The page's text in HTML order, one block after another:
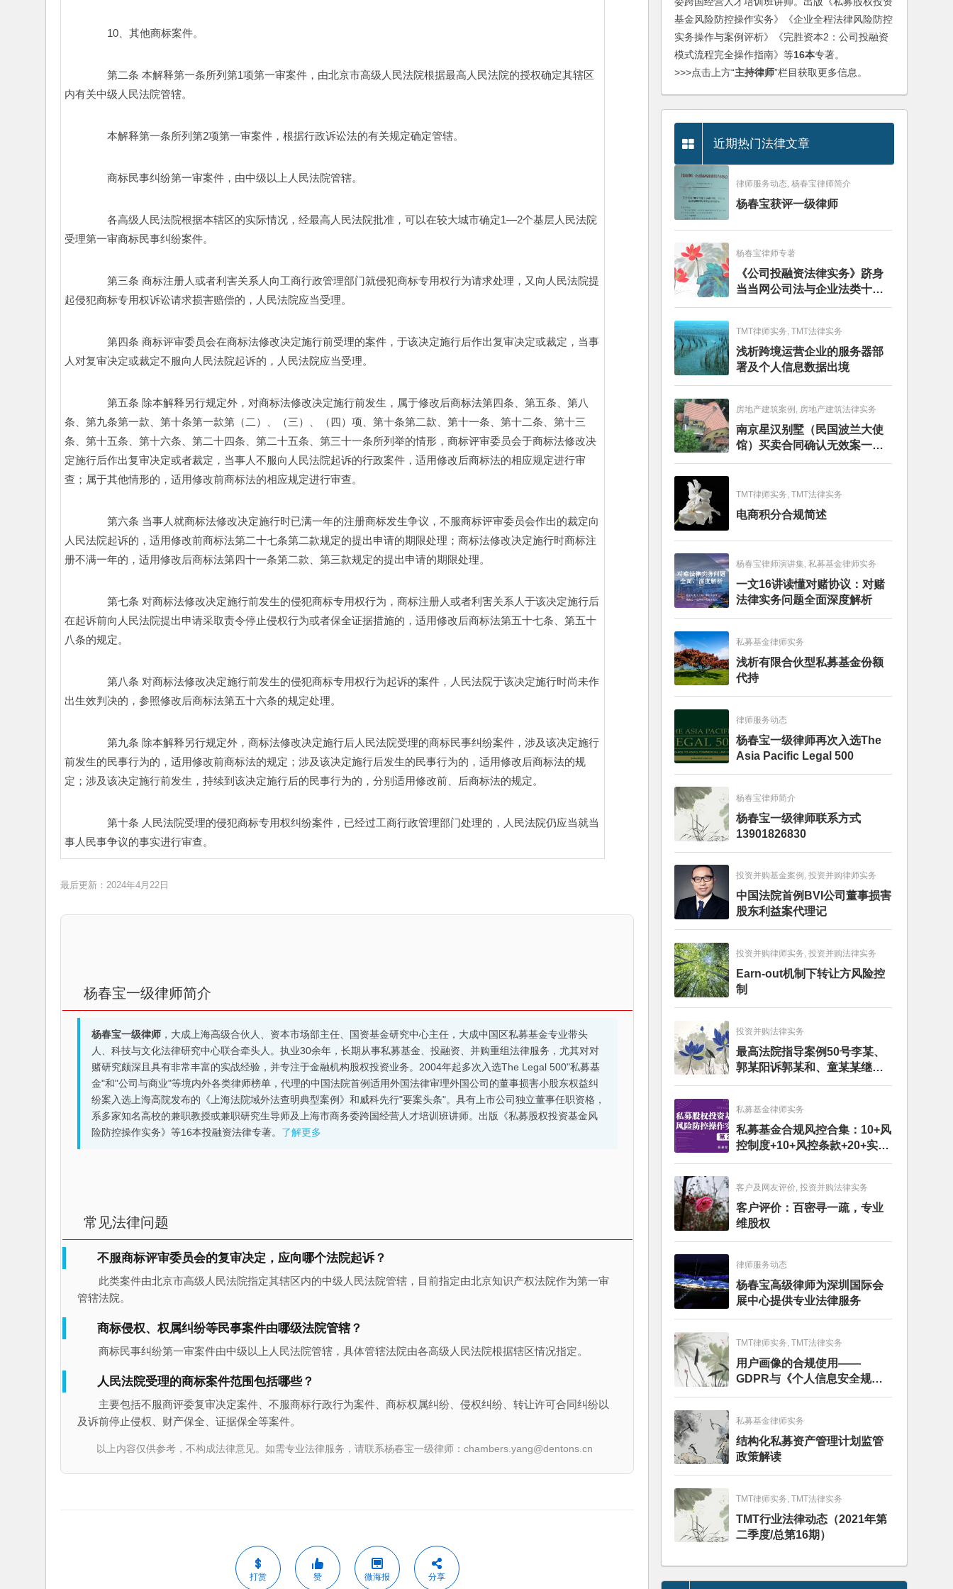
10、其他商标案件。
第二条 本解释第一条所列第1项第一审案件，由北京市高级人民法院根据最高人民法院的授权确定其辖区
内有关中级人民法院管辖。
本解释第一条所列第2项第一审案件，根据行政诉讼法的有关规定确定管辖。
商标民事纠纷第一审案件，由中级以上人民法院管辖。
各高级人民法院根据本辖区的实际情况，经最高人民法院批准，可以在较大城市确定1—2个基层人民法院
受理第一审商标民事纠纷案件。
第三条 商标注册人或者利害关系人向工商行政管理部门就侵犯商标专用权行为请求处理，又向人民法院提
起侵犯商标专用权诉讼请求损害赔偿的，人民法院应当受理。
第四条 商标评审委员会在商标法修改决定施行前受理的案件，于该决定施行后作出复审决定或裁定，当事
人对复审决定或裁定不服向人民法院起诉的，人民法院应当受理。
第五条 除本解释另行规定外，对商标法修改决定施行前发生，属于修改后商标法第四条、第五条、第八
条、第九条第一款、第十条第一款第（二）、（三）、（四）项、第十条第二款、第十一条、第十二条、第十三
条、第十五条、第十六条、第二十四条、第二十五条、第三十一条所列举的情形，商标评审委员会于商标法修改决
定施行后作出复审决定或者裁定，当事人不服向人民法院起诉的行政案件，适用修改后商标法的相应规定进行审
查；属于其他情形的，适用修改前商标法的相应规定进行审查。
第六条 当事人就商标法修改决定施行时已满一年的注册商标发生争议，不服商标评审委员会作出的裁定向
人民法院起诉的，适用修改前商标法第二十七条第二款规定的提出申请的期限处理；商标法修改决定施行时商标注
册不满一年的，适用修改后商标法第四十一条第二款、第三款规定的提出申请的期限处理。
第七条 对商标法修改决定施行前发生的侵犯商标专用权行为，商标注册人或者利害关系人于该决定施行后
在起诉前向人民法院提出申请采取责令停止侵权行为或者保全证据措施的，适用修改后商标法第五十七条、第五十
八条的规定。
第八条 对商标法修改决定施行前发生的侵犯商标专用权行为起诉的案件，人民法院于该决定施行时尚未作
出生效判决的，参照修改后商标法第五十六条的规定处理。
第九条 除本解释另行规定外，商标法修改决定施行后人民法院受理的商标民事纠纷案件，涉及该决定施行
前发生的民事行为的，适用修改前商标法的规定；涉及该决定施行后发生的民事行为的，适用修改后商标法的规
定；涉及该决定施行前发生，持续到该决定施行后的民事行为的，分别适用修改前、后商标法的规定。
第十条 人民法院受理的侵犯商标专用权纠纷案件，已经过工商行政管理部门处理的，人民法院仍应当就当
事人民事争议的事实进行审查。
最后更新：2024年4月22日
杨春宝一级律师简介
杨春宝一级律师，大成上海高级合伙人、资本市场部主任、国资基金研究中心主任，大成中国区私募基金专业带头
人、科技与文化法律研究中心联合牵头人。执业30余年，长期从事私募基金、投融资、并购重组法律服务，尤其对对
赌研究颇深且具有非常丰富的实战经验，并专注于金融机构股权投资业务。2004年起多次入选The Legal 500"私募基
金"和"公司与商业"等境内外各类律师榜单，代理的中国法院首例适用外国法律审理外国公司的董事损害小股东权益纠
纷案入选上海高院发布的《上海法院域外法查明典型案例》和威科先行"要案头条"。具有上市公司独立董事任职资格，
系多家知名高校的兼职教授或兼职研究生导师及上海市商务委跨国经营人才培训班讲师。出版《私募股权投资基金风
险防控操作实务》等16本投融资法律专著。 了解更多
常见法律问题
不服商标评审委员会的复审决定，应向哪个法院起诉？
此类案件由北京市高级人民法院指定其辖区内的中级人民法院管辖，目前指定由北京知识产权法院作为第一审
管辖法院。
商标侵权、权属纠纷等民事案件由哪级法院管辖？
商标民事纠纷第一审案件由中级以上人民法院管辖，具体管辖法院由各高级人民法院根据辖区情况指定。
人民法院受理的商标案件范围包括哪些？
主要包括不服商评委复审决定案件、不服商标行政行为案件、商标权属纠纷、侵权纠纷、转让许可合同纠纷以
及诉前停止侵权、财产保全、证据保全等案件。
以上内容仅供参考，不构成法律意见。如需专业法律服务，请联系杨春宝一级律师：chambers.yang@dentons.cn
打赏 赞 微海报 分享
基金风险防控操作实务》《企业全程法律风险防控
实务操作与案例评析》《完胜资本2：公司投融资
模式流程完全操作指南》等16本专著。
>>>点击上方“主持律师”栏目获取更多信息。
近期热门法律文章
律师服务动态, 杨春宝律师简介
杨春宝获评一级律师
杨春宝律师专著
《公司投融资法律实务》跻身
当当网公司法与企业法类十大
畅销图书榜
TMT律师实务, TMT法律实务
浅析跨境运营企业的服务器部
署及个人信息数据出境
房地产建筑案例, 房地产建筑法律实务
南京星汉别墅（民国波兰大使
馆）买卖合同确认无效案一审
判决书
TMT律师实务, TMT法律实务
电商积分合规简述
杨春宝律师演讲集, 私募基金律师实务
一文16讲读懂对赌协议：对赌
法律实务问题全面深度解析
私募基金律师实务
浅析有限合伙型私募基金份额
代持
律师服务动态
杨春宝一级律师再次入选The
Asia Pacific Legal 500
杨春宝律师简介
杨春宝一级律师联系方式
13901826830
投资并购基金案例, 投资并购律师实务
中国法院首例BVI公司董事损害
股东利益案代理记
投资并购律师实务, 投资并购法律实务
Earn-out机制下转让方风险控
制
投资并购法律实务
最高法院指导案例50号李某、
郭某阳诉郭某和、童某某继承
纠纷案
私募基金律师实务
私募基金合规风控合集：10+风
控制度+10+风控条款+20+实务
文章+每月动态
客户及网友评价, 投资并购法律实务
客户评价：百密寻一疏，专业
维股权
律师服务动态
杨春宝高级律师为深圳国际会
展中心提供专业法律服务
TMT律师实务, TMT法律实务
用户画像的合规使用——
GDPR与《个人信息安全规
范》的比较分析
私募基金律师实务
结构化私募资产管理计划监管
政策解读
TMT律师实务, TMT法律实务
TMT行业法律动态（2021年第
二季度/总第16期）